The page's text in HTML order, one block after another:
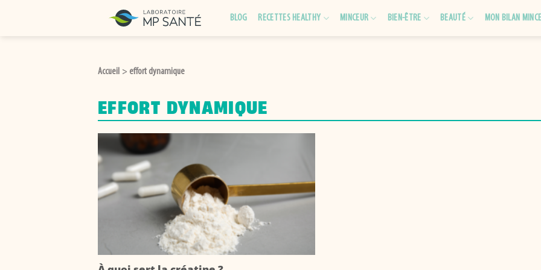
BLOG RECETTES HEALTHY MINCEUR BIEN-ÊTRE BEAUTÉ MON BILAN
Accueil > effort dynamique
EFFORT DYNAMIQUE